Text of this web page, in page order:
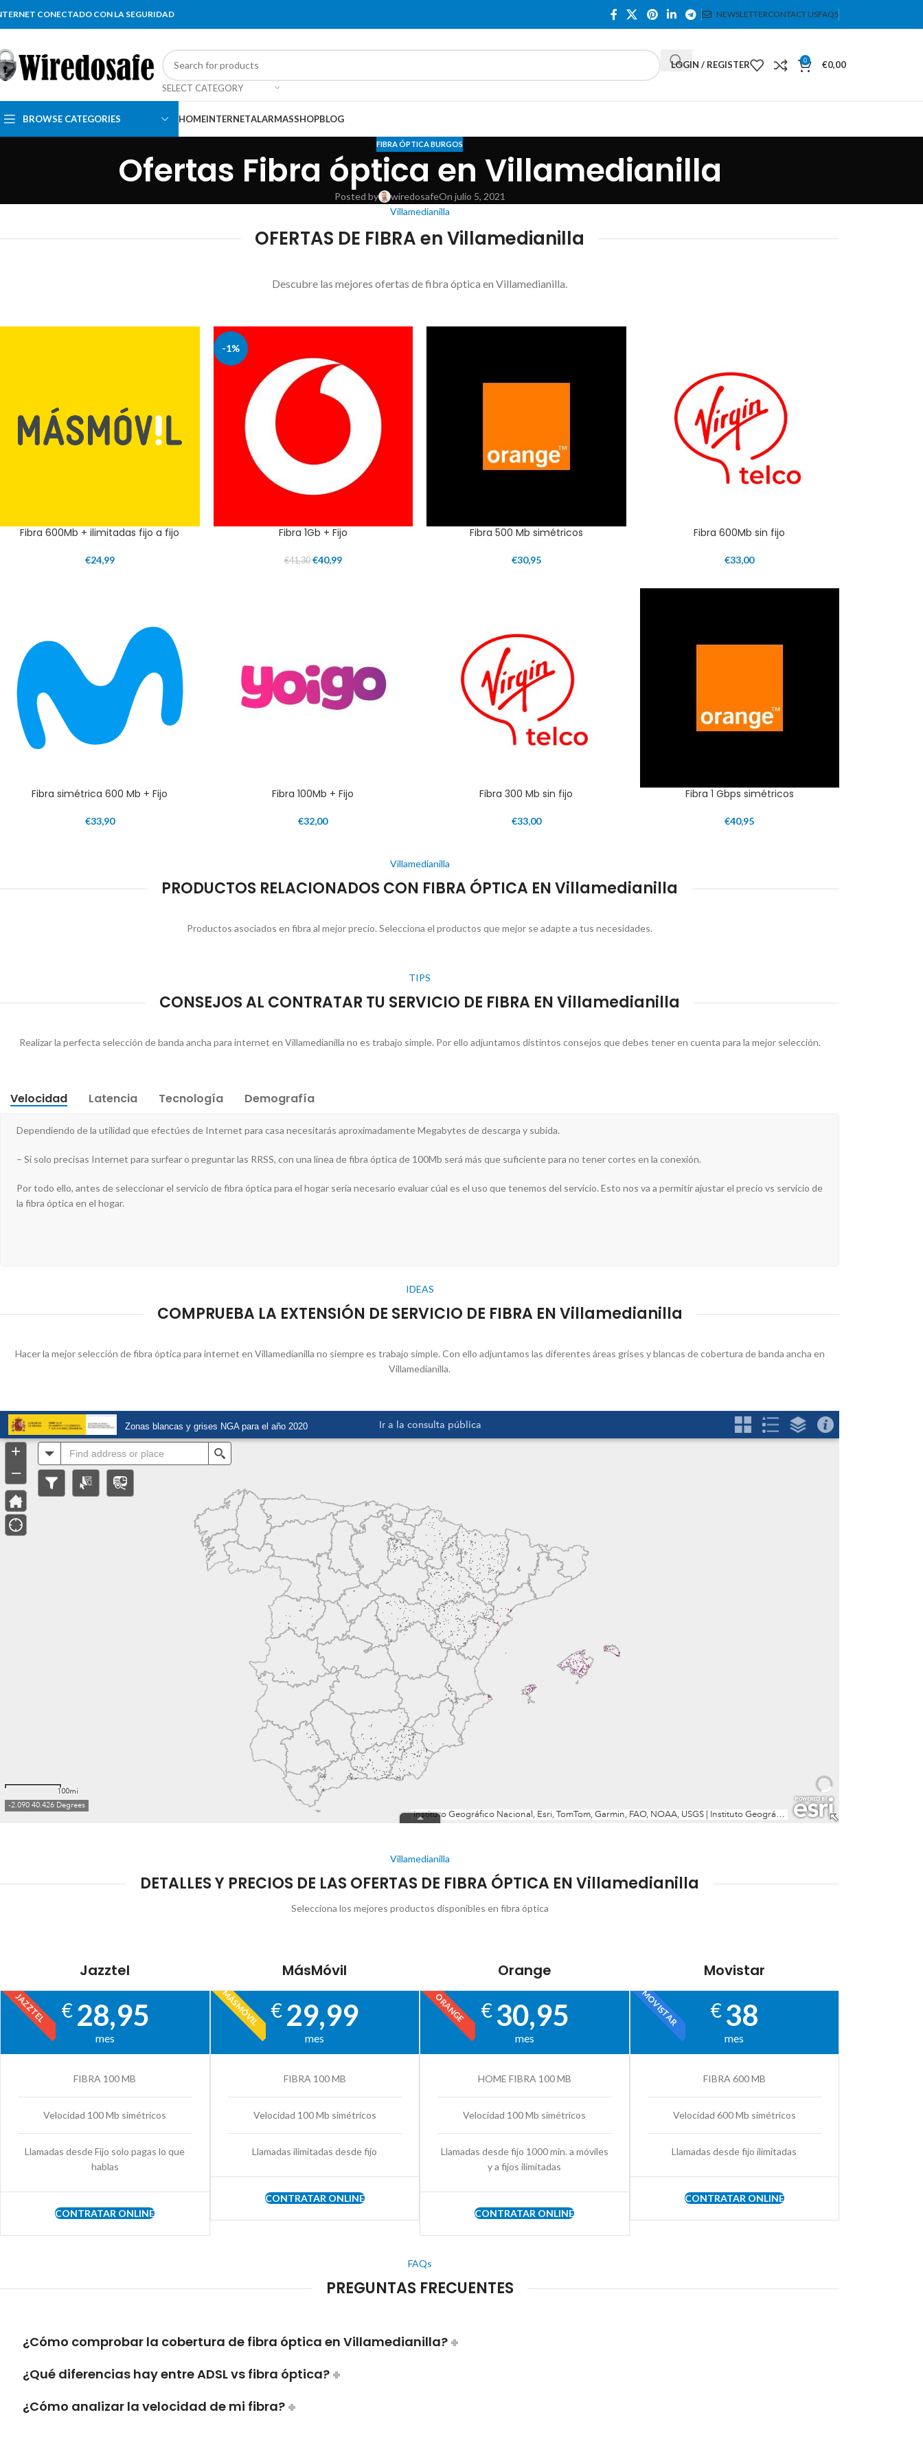
CONECTADO CON LA SEGURIDAD NEWSLETTERCONTACT USFAQS
SELECT CATEGORY
LOGIN / REGISTER 0 €0,00
BROWSE CATEGORIES HOMEINTERNETALARMASSHOPBLOG
FIBRA ÓPTICA BURGOS
Ofertas Fibra óptica en Villamedianilla
Posted by wiredosafeOn julio 5, 2021
Villamedianilla
OFERTAS DE FIBRA en Villamedianilla
Descubre las mejores ofertas de fibra óptica en Villamedianilla.
Fibra 600Mb + ilimitadas fijo a fijo
€24,99
-1%
Fibra 1Gb + Fijo
€41,30 €40,99
Fibra 500 Mb simétricos
€30,95
Fibra 600Mb sin fijo
€33,00
Fibra simétrica 600 Mb + Fijo
€33,90
Fibra 100Mb + Fijo
€32,00
Fibra 300 Mb sin fijo
€33,00
Fibra 1 Gbps simétricos
€40,95
Villamedianilla
PRODUCTOS RELACIONADOS CON FIBRA ÓPTICA EN Villamedianilla
Productos asociados en fibra al mejor precio. Selecciona el productos que mejor se adapte a tus necesidades.
TIPS
CONSEJOS AL CONTRATAR TU SERVICIO DE FIBRA EN Villamedianilla
Realizar la perfecta selección de banda ancha para internet en Villamedianilla no es trabajo simple. Por ello adjuntamos distintos consejos que debes tener en cuenta para la mejor selección.
Velocidad Latencia Tecnología Demografía
Dependiendo de la utilidad que efectúes de Internet para casa necesitarás aproximadamente Megabytes de descarga y subida.
– Si solo precisas Internet para surfear o preguntar las RRSS, con una línea de fibra óptica de 100Mb será más que suficiente para no tener cortes en la conexión.
Por todo ello, antes de seleccionar el servicio de fibra óptica para el hogar sería necesario evaluar cúal es el uso que tenemos del servicio. Esto nos va a permitir ajustar el precio vs servicio de
la fibra óptica en el hogar.
IDEAS
COMPRUEBA LA EXTENSIÓN DE SERVICIO DE FIBRA EN Villamedianilla
Hacer la mejor selección de fibra óptica para internet en Villamedianilla no siempre es trabajo simple. Con ello adjuntamos las diferentes áreas grises y blancas de cobertura de banda ancha en
Villamedianilla.
Villamedianilla
DETALLES Y PRECIOS DE LAS OFERTAS DE FIBRA ÓPTICA EN Villamedianilla
Selecciona los mejores productos disponibles en fibra óptica
Jazztel
JAZZTEL € 28,95
mes
FIBRA 100 MB
Velocidad 100 Mb simétricos
Llamadas desde Fijo solo pagas lo que
hablas
CONTRATAR ONLINE
MásMóvil
MÁSMÓVIL € 29,99
mes
FIBRA 100 MB
Velocidad 100 Mb simétricos
Llamadas ilimitadas desde fijo
CONTRATAR ONLINE
Orange
ORANGE €30,95
mes
HOME FIBRA 100 MB
Velocidad 100 Mb simétricos
Llamadas desde fijo 1000 min. a móviles
y a fijos ilimitadas
CONTRATAR ONLINE
Movistar
MOVISTAR €38
mes
FIBRA 600 MB
Velocidad 600 Mb simétricos
Llamadas desde fijo ilimitadas
CONTRATAR ONLINE
FAQs
PREGUNTAS FRECUENTES
¿Cómo comprobar la cobertura de fibra óptica en Villamedianilla?
¿Qué diferencias hay entre ADSL vs fibra óptica?
¿Cómo analizar la velocidad de mi fibra?